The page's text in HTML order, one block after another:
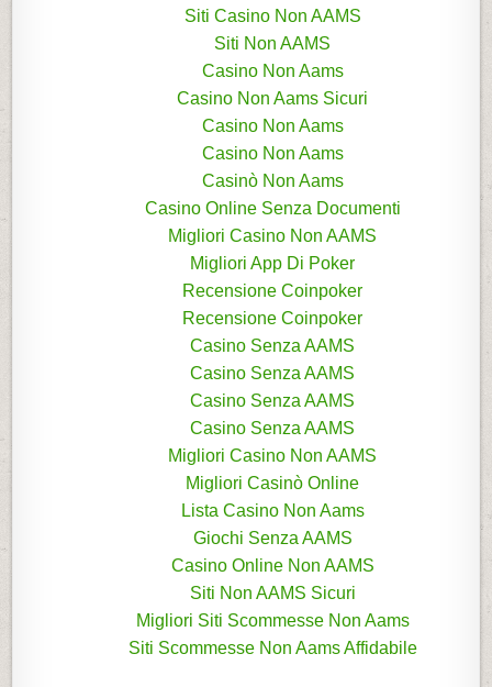
Siti Casino Non AAMS
Siti Non AAMS
Casino Non Aams
Casino Non Aams Sicuri
Casino Non Aams
Casino Non Aams
Casinò Non Aams
Casino Online Senza Documenti
Migliori Casino Non AAMS
Migliori App Di Poker
Recensione Coinpoker
Recensione Coinpoker
Casino Senza AAMS
Casino Senza AAMS
Casino Senza AAMS
Casino Senza AAMS
Migliori Casino Non AAMS
Migliori Casinò Online
Lista Casino Non Aams
Giochi Senza AAMS
Casino Online Non AAMS
Siti Non AAMS Sicuri
Migliori Siti Scommesse Non Aams
Siti Scommesse Non Aams Affidabile